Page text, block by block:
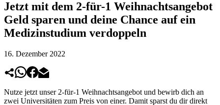
Jetzt mit dem 2-für-1 Weihnachtsangebot
Geld sparen und deine Chance auf ein
Medizinstudium verdoppeln
16. Dezember 2022
Nutze jetzt unser 2-für-1 Weihnachtsangebot und bewirb dich an
zwei Universitäten zum Preis von einer. Damit sparst du dir direkt